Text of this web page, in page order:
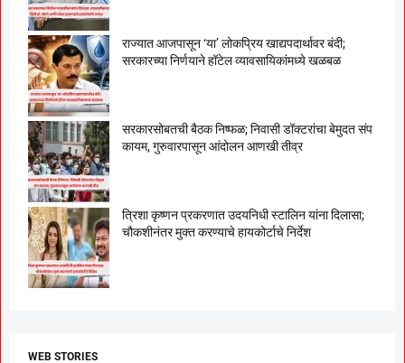
राज्यात आजपासून ‘या’ लोकप्रिय खाद्यपदार्थावर बंदी;
सरकारच्या निर्णयाने हॉटेल व्यावसायिकांमध्ये खळबळ
सरकारसोबतची बैठक निष्फळ; निवासी डॉक्टरांचा बेमुदत संप
कायम, गुरुवारपासून आंदोलन आणखी तीव्र
त्रिशा कृष्णन प्रकरणात उदयनिधी स्टालिन यांना दिलासा;
चौकशीनंतर मुक्त करण्याचे हायकोर्टाचे निर्देश
WEB STORIES